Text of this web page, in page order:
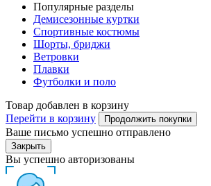
Популярные разделы
Демисезонные куртки
Спортивные костюмы
Шорты, бриджи
Ветровки
Плавки
Футболки и поло
Товар добавлен в корзину
Перейти в корзину
Продолжить покупки
Ваше письмо успешно отправлено
Закрыть
Вы успешно авторизованы